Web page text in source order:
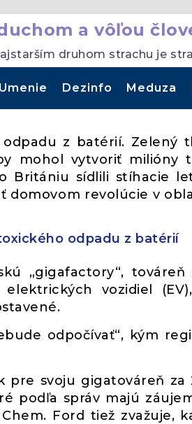
a vôľou
druhom strachu je
Umenie Dezinfo Meduza
z batérií. Zelený
mohol vytvoriť milióny
Britániu sídlili stíhacie
domovom revolúcie v
odpadu z batérií
„gigafactory“, továreň
vozidiel
odpočívať“, kým
pre svoju gigatováreň za
podľa správ majú
Ford tiež zvažuje,